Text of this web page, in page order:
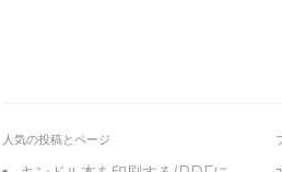
人気の投稿とページ